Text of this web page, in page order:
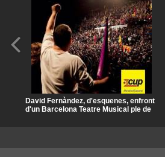
David Fernàndez, d'esquenes, enfront
d'un Barcelona Teatre Musical ple de